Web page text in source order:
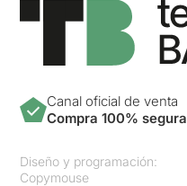
Canal oficial de venta
Compra 100% segura
Diseño y programación:
Copymouse